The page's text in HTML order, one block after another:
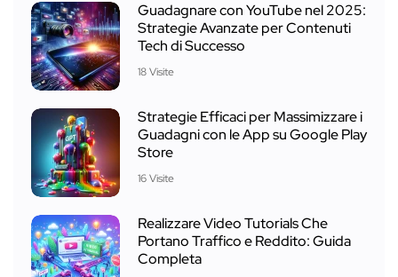
Guadagnare con YouTube nel 2025:
Strategie Avanzate per Contenuti
Tech di Successo
18 Visite
Strategie Efficaci per Massimizzare i
Guadagni con le App su Google Play
Store
16 Visite
Realizzare Video Tutorials Che
Portano Traffico e Reddito: Guida
Completa